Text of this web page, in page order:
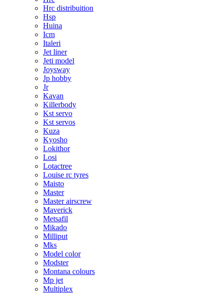
Hrc distribuition
Hsp
Huina
Icm
Italeri
Jet liner
Jeti model
Joysway
Jp hobby
Jr
Kavan
Killerbody
Kst servo
Kst servos
Kuza
Kyosho
Lokithor
Losi
Lotactree
Louise rc tyres
Maisto
Master
Master airscrew
Maverick
Metsafil
Mikado
Milliput
Mks
Model color
Modster
Montana colours
Mp jet
Multiplex